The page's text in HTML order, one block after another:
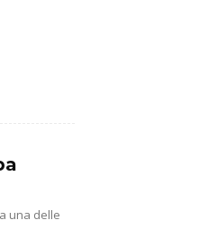
una delle